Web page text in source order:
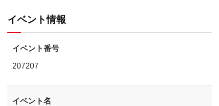
イベント情報
イベント番号
207207
イベント名